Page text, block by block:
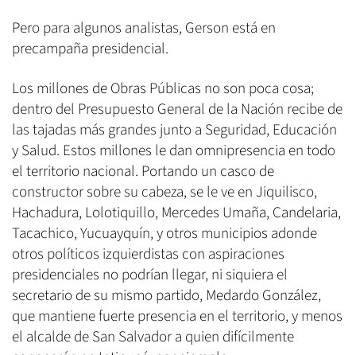
Pero para algunos analistas, Gerson está en
precampaña presidencial.
Los millones de Obras Públicas no son poca cosa;
dentro del Presupuesto General de la Nación recibe de
las tajadas más grandes junto a Seguridad, Educación
y Salud. Estos millones le dan omnipresencia en todo
el territorio nacional. Portando un casco de
constructor sobre su cabeza, se le ve en Jiquilisco,
Hachadura, Lolotiquillo, Mercedes Umaña, Candelaria,
Tacachico, Yucuayquín, y otros municipios adonde
otros políticos izquierdistas con aspiraciones
presidenciales no podrían llegar, ni siquiera el
secretario de su mismo partido, Medardo González,
que mantiene fuerte presencia en el territorio, y menos
el alcalde de San Salvador a quien difícilmente